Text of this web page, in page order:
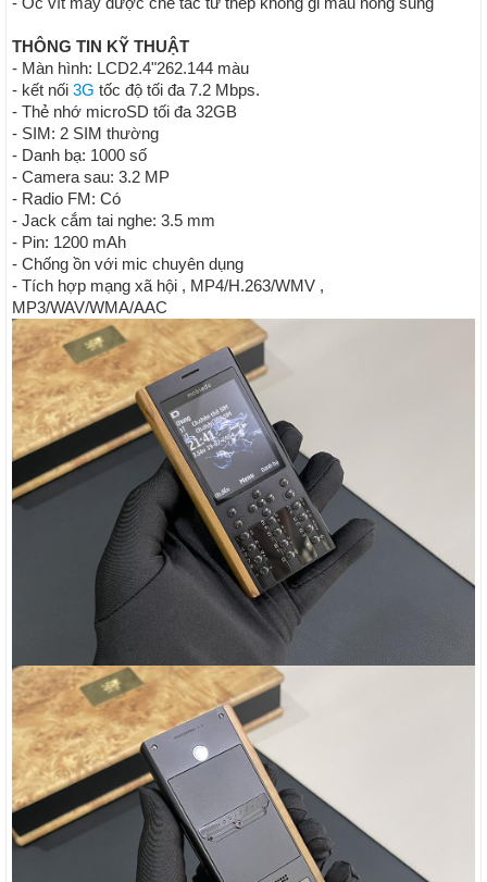
THÔNG TIN KỸ THUẬT
- Màn hình: LCD2.4"262.144 màu
- kết nối 3G tốc độ tối đa 7.2 Mbps.
- Thẻ nhớ microSD tối đa 32GB
- SIM: 2 SIM thường
- Danh bạ: 1000 số
- Camera sau: 3.2 MP
- Radio FM: Có
- Jack cắm tai nghe: 3.5 mm
- Pin: 1200 mAh
- Chống ồn với mic chuyên dụng
- Tích hợp mạng xã hội , MP4/H.263/WMV ,
MP3/WAV/WMA/AAC